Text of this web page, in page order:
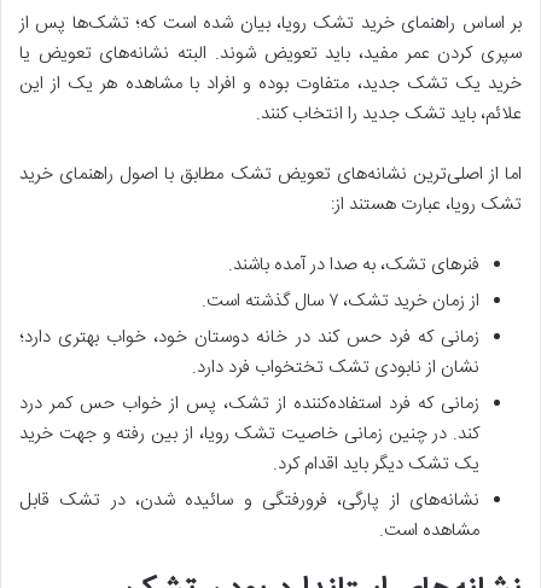
بر اساس راهنمای خرید تشک رویا، بیان شده است که؛ تشک‌ها پس از
سپری کردن عمر مفید، باید تعویض شوند. البته نشانه‌های تعویض یا
خرید یک تشک جدید، متفاوت بوده و افراد با مشاهده هر یک از این
علائم، باید تشک جدید را انتخاب کنند.
اما از اصلی‌ترین نشانه‌های تعویض تشک مطابق با اصول راهنمای خرید
تشک رویا، عبارت هستند از:
فنر‌های تشک، به صدا در آمده باشند.
از زمان خرید تشک، ۷ سال گذشته است.
زمانی که فرد حس کند در خانه دوستان خود، خواب بهتری دارد؛
نشان از نابودی تشک تختخواب فرد دارد.
زمانی که فرد استفاده‌کننده از تشک، پس از خواب حس کمر درد
کند. در چنین زمانی خاصیت تشک رویا، از بین رفته و جهت خرید
یک تشک دیگر باید اقدام کرد.
نشانه‌های از پارگی، فرورفتگی و سائیده شدن، در تشک قابل
مشاهده است.